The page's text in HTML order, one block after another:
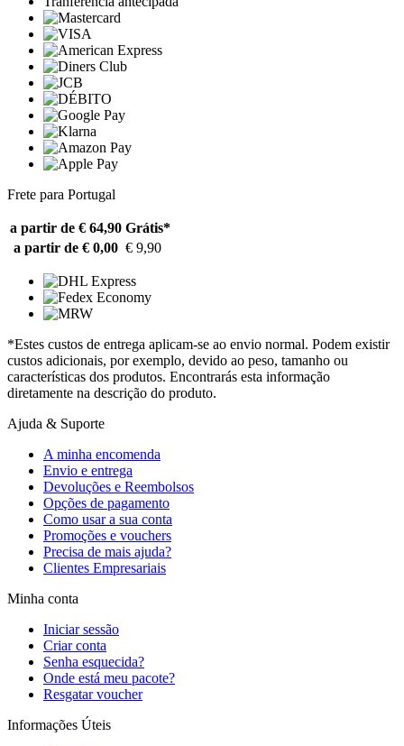
Frete para Portugal
a partir de € 64,90 Grátis*
a partir de € 0,00 € 9,90
*Estes custos de entrega aplicam-se ao envio normal. Podem existir
custos adicionais, por exemplo, devido ao peso, tamanho ou
características dos produtos. Encontrarás esta informação
diretamente na descrição do produto.
Ajuda & Suporte
A minha encomenda
Envio e entrega
Devoluções e Reembolsos
Opções de pagamento
Como usar a sua conta
Promoções e vouchers
Precisa de mais ajuda?
Clientes Empresariais
Minha conta
Iniciar sessão
Criar conta
Senha esquecida?
Onde está meu pacote?
Resgatar voucher
Informações Úteis